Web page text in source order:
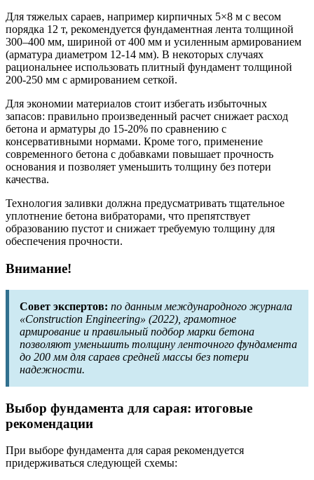
Для тяжелых сараев, например кирпичных 5×8 м с весом
порядка 12 т, рекомендуется фундаментная лента толщиной
300–400 мм, шириной от 400 мм и усиленным армированием
(арматура диаметром 12-14 мм). В некоторых случаях
рациональнее использовать плитный фундамент толщиной
200-250 мм с армированием сеткой.
Для экономии материалов стоит избегать избыточных
запасов: правильно произведенный расчет снижает расход
бетона и арматуры до 15-20% по сравнению с
консервативными нормами. Кроме того, применение
современного бетона с добавками повышает прочность
основания и позволяет уменьшить толщину без потери
качества.
Технология заливки должна предусматривать тщательное
уплотнение бетона вибраторами, что препятствует
образованию пустот и снижает требуемую толщину для
обеспечения прочности.
Внимание!
Совет экспертов: по данным международного журнала
«Construction Engineering» (2022), грамотное
армирование и правильный подбор марки бетона
позволяют уменьшить толщину ленточного фундамента
до 200 мм для сараев средней массы без потери
надежности.
Выбор фундамента для сарая: итоговые
рекомендации
При выборе фундамента для сарая рекомендуется
придерживаться следующей схемы: